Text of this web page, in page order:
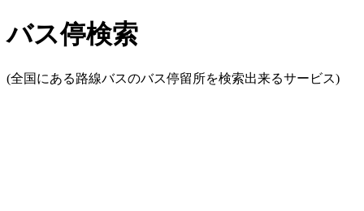
バス停検索
(全国にある路線バスのバス停留所を検索出来るサービス)